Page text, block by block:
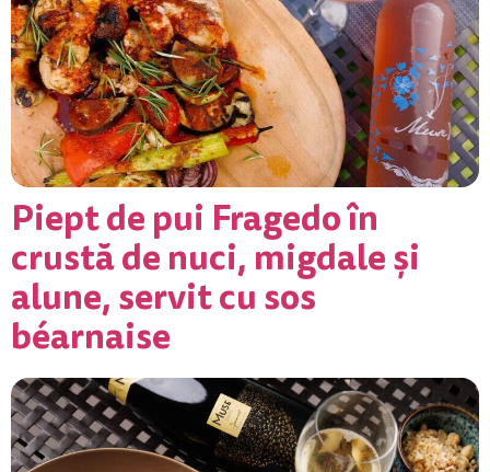
Piept de pui Fragedo în
crustă de nuci, migdale și
alune, servit cu sos
béarnaise